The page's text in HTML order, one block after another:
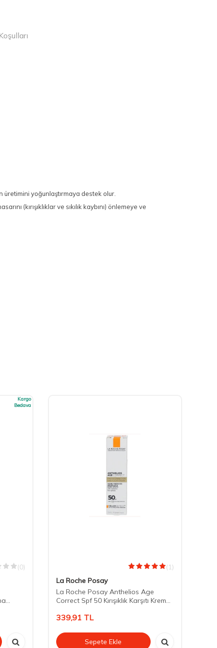
üretimini yoğunlaştırmaya destek olur.
(kırışıklıklar ve sıkılık kaybını) önlemeye ve
Kargo
Bedava
(0)
(1)
La Roche Posay
La Roche Posay Anthelios Age
Correct Spf 50 Kırışıklık Karşıtı Krem
Satılmaz"
339,91 TL
Sepete Ekle